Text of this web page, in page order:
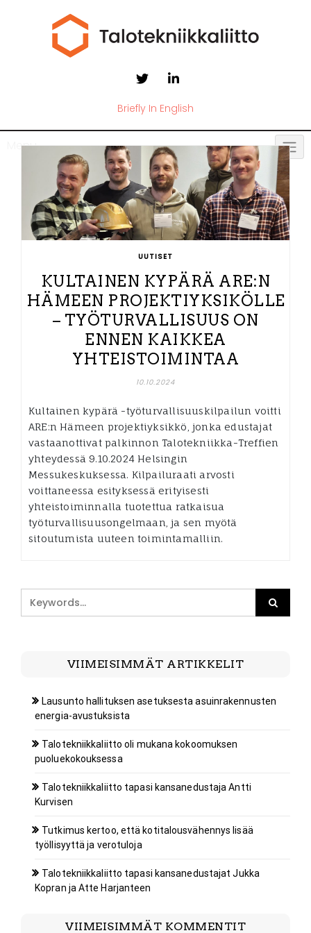
Briefly In English
Menu
UUTISET
KULTAINEN KYPÄRÄ ARE:N
HÄMEEN PROJEKTIYKSIKÖLLE
– TYÖTURVALLISUUS ON
ENNEN KAIKKEA
YHTEISTOIMINTAA
10.10.2024
Kultainen kypärä -työturvallisuuskilpailun voitti
ARE:n Hämeen projektiyksikkö, jonka edustajat
vastaanottivat palkinnon Talotekniikka-Treffien
yhteydessä 9.10.2024 Helsingin
Messukeskuksessa. Kilpailuraati arvosti
voittaneessa esityksessä erityisesti
yhteistoiminnalla tuotettua ratkaisua
työturvallisuusongelmaan, ja sen myötä
sitoutumista uuteen toimintamalliin.
VIIMEISIMMÄT ARTIKKELIT
Lausunto hallituksen asetuksesta asuinrakennusten
energia-avustuksista
Talotekniikkaliitto oli mukana kokoomuksen
puoluekokouksessa
Talotekniikkaliitto tapasi kansanedustaja Antti
Kurvisen
Tutkimus kertoo, että kotitalousvähennys lisää
työllisyyttä ja verotuloja
Talotekniikkaliitto tapasi kansanedustajat Jukka
Kopran ja Atte Harjanteen
VIIMEISIMMÄT KOMMENTIT